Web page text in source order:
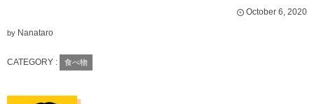
October 6, 2020
by Nanataro
CATEGORY : 食べ物